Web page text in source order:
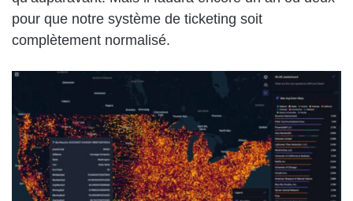
pour que notre système de ticketing soit
complètement normalisé.